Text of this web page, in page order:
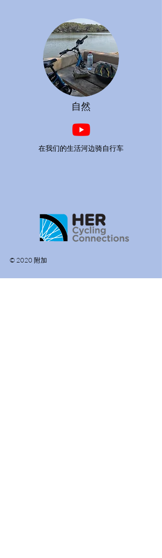
自然
在我们的生活河边骑自行车
© 2020 附加